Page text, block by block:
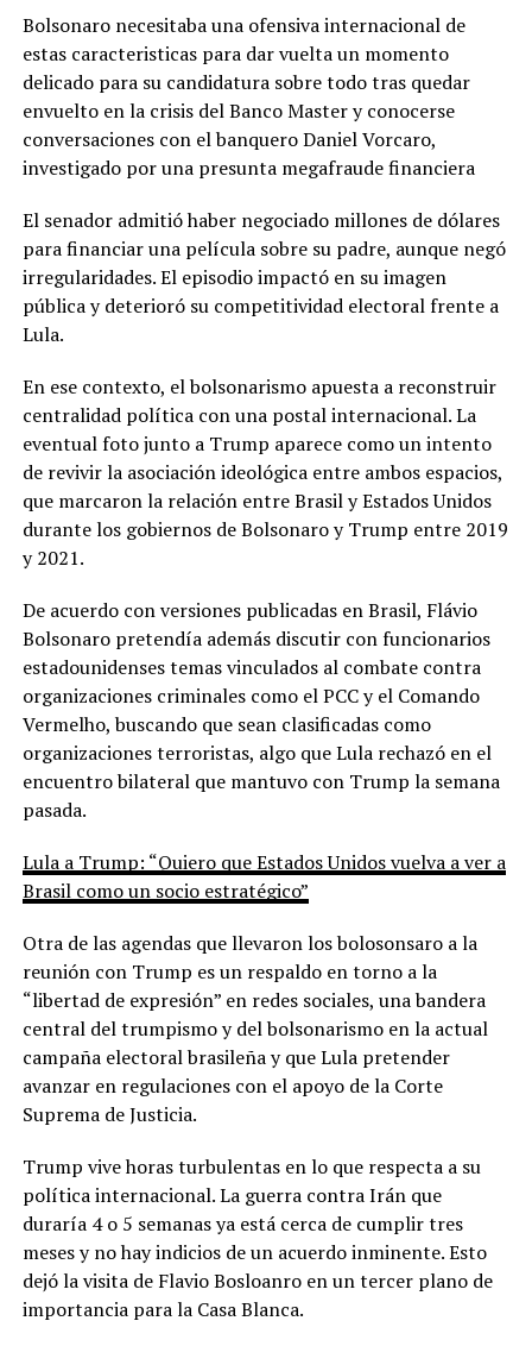
Bolsonaro necesitaba una ofensiva internacional de
estas caracteristicas para dar vuelta un momento
delicado para su candidatura sobre todo tras quedar
envuelto en la crisis del Banco Master y conocerse
conversaciones con el banquero Daniel Vorcaro,
investigado por una presunta megafraude financiera
El senador admitió haber negociado millones de dólares
para financiar una película sobre su padre, aunque negó
irregularidades. El episodio impactó en su imagen
pública y deterioró su competitividad electoral frente a
Lula.
En ese contexto, el bolsonarismo apuesta a reconstruir
centralidad política con una postal internacional. La
eventual foto junto a Trump aparece como un intento
de revivir la asociación ideológica entre ambos espacios,
que marcaron la relación entre Brasil y Estados Unidos
durante los gobiernos de Bolsonaro y Trump entre 2019
y 2021.
De acuerdo con versiones publicadas en Brasil, Flávio
Bolsonaro pretendía además discutir con funcionarios
estadounidenses temas vinculados al combate contra
organizaciones criminales como el PCC y el Comando
Vermelho, buscando que sean clasificadas como
organizaciones terroristas, algo que Lula rechazó en el
encuentro bilateral que mantuvo con Trump la semana
pasada.
Lula a Trump: “Quiero que Estados Unidos vuelva a ver a
Brasil como un socio estratégico”
Otra de las agendas que llevaron los bolosonsaro a la
reunión con Trump es un respaldo en torno a la
“libertad de expresión” en redes sociales, una bandera
central del trumpismo y del bolsonarismo en la actual
campaña electoral brasileña y que Lula pretender
avanzar en regulaciones con el apoyo de la Corte
Suprema de Justicia.
Trump vive horas turbulentas en lo que respecta a su
política internacional. La guerra contra Irán que
duraría 4 o 5 semanas ya está cerca de cumplir tres
meses y no hay indicios de un acuerdo inminente. Esto
dejó la visita de Flavio Bosloanro en un tercer plano de
importancia para la Casa Blanca.